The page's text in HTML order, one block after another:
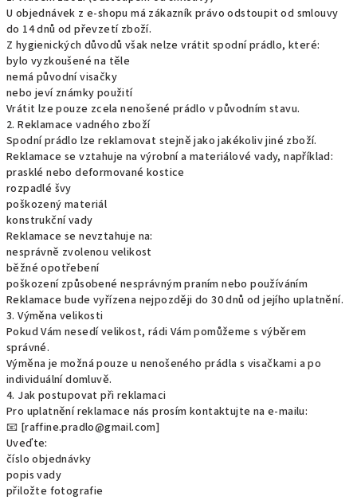
U objednávek z e-shopu má zákazník právo odstoupit od smlouvy
do 14 dnů od převzetí zboží.
Z hygienických důvodů však nelze vrátit spodní prádlo, které:
bylo vyzkoušené na těle
nemá původní visačky
nebo jeví známky použití
Vrátit lze pouze zcela nenošené prádlo v původním stavu.
2. Reklamace vadného zboží
Spodní prádlo lze reklamovat stejně jako jakékoliv jiné zboží.
Reklamace se vztahuje na výrobní a materiálové vady, například:
prasklé nebo deformované kostice
rozpadlé švy
poškozený materiál
konstrukční vady
Reklamace se nevztahuje na:
nesprávně zvolenou velikost
běžné opotřebení
poškození způsobené nesprávným praním nebo používáním
Reklamace bude vyřízena nejpozději do 30 dnů od jejího uplatnění.
3. Výměna velikosti
Pokud Vám nesedí velikost, rádi Vám pomůžeme s výběrem
správné.
Výměna je možná pouze u nenošeného prádla s visačkami a po
individuální domluvě.
4. Jak postupovat při reklamaci
Pro uplatnění reklamace nás prosím kontaktujte na e-mailu:
📧 [raffine.pradlo@gmail.com]
Uveďte:
číslo objednávky
popis vady
přiložte fotografie